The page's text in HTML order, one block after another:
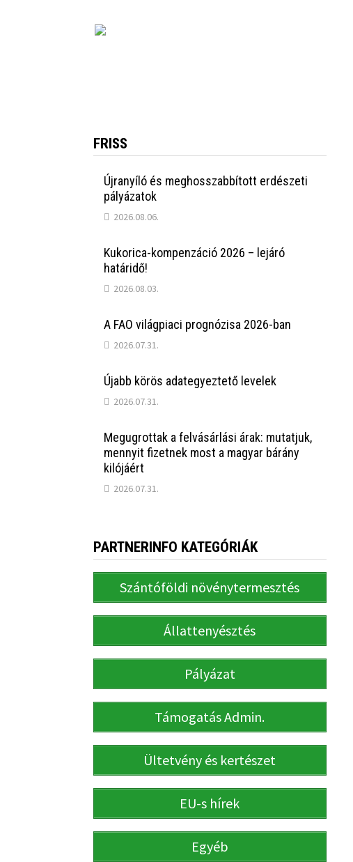
FRISS
Újranyíló és meghosszabbított erdészeti
pályázatok
2026.08.06.
Kukorica-kompenzáció 2026 – lejáró
határidő!
2026.08.03.
A FAO világpiaci prognózisa 2026-ban
2026.07.31.
Újabb körös adategyeztető levelek
2026.07.31.
Megugrottak a felvásárlási árak: mutatjuk,
mennyit fizetnek most a magyar bárány
kilójáért
2026.07.31.
PARTNERINFO KATEGÓRIÁK
Szántóföldi növénytermesztés
Állattenyésztés
Pályázat
Támogatás Admin.
Ültetvény és kertészet
EU-s hírek
Egyéb